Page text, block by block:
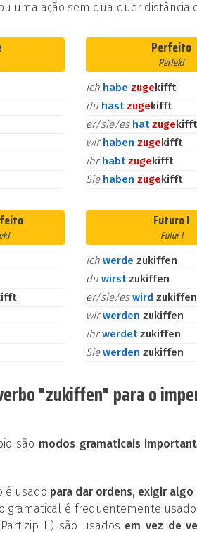
uma ação sem qualquer distância
Perfeito
Perfekt
ich habezugekifft
du hastzugekifft
er/sie/es hatzugekifft
wirhabenzugekifft
ihrhabtzugekifft
Sie habenzugekifft
Futuro I
Futur I
ichwerdezukiffen
duwirstzukiffen
er/sie/eswirdzukiffen
wirwerdenzukiffen
ihrwerdetzukiffen
Siewerdenzukiffen
"zukiffen" para o
são modos gramaticais
é usado para dar ordens, exigir
gramatical é frequentemente
II) são usados em vez de